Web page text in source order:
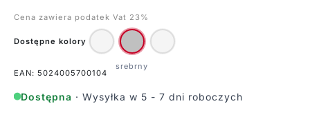
Cena zawiera podatek Vat 23%
Dostępne kolory
EAN: 5024005700104
Dostępna · Wysyłka w 5 - 7 dni roboczych